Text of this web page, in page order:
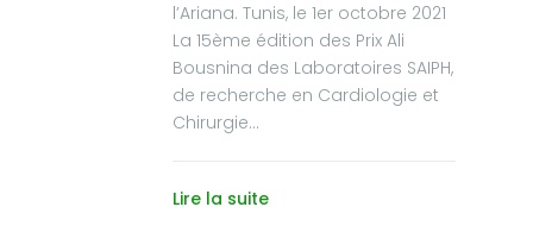
l’Ariana. Tunis, le 1er octobre 2021
La 15ème édition des Prix Ali
Bousnina des Laboratoires SAIPH,
de recherche en Cardiologie et
Chirurgie...
Lire la suite